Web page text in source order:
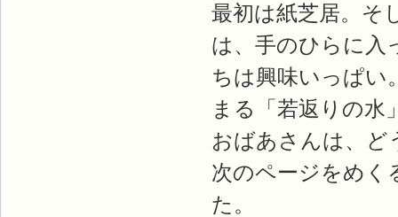
最初は紙芝居。そ
は、手のひらに入
ちは興味いっぱい
まる「若返りの水
おばあさんは、ど
次のページをめく
た。